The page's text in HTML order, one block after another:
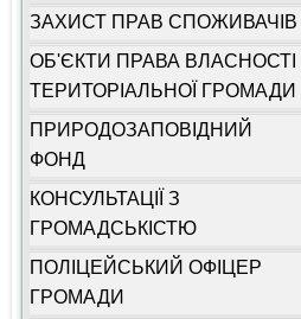
ЗАХИСТ ПРАВ СПОЖИВАЧІВ
ОБ'ЄКТИ ПРАВА ВЛАСНОСТІ
ТЕРИТОРІАЛЬНОЇ ГРОМАДИ
ПРИРОДОЗАПОВІДНИЙ
ФОНД
КОНСУЛЬТАЦІЇ З
ГРОМАДСЬКІСТЮ
ПОЛІЦЕЙСЬКИЙ ОФІЦЕР
ГРОМАДИ